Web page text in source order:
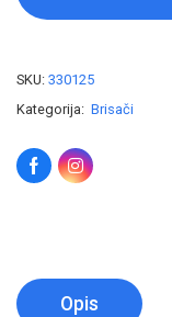
SKU: 330125
Kategorija: Brisači
Opis